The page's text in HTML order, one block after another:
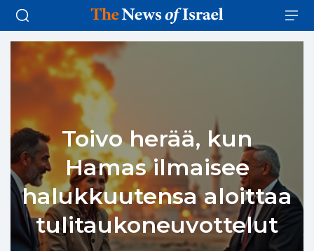
Toivo herää, kun
Hamas ilmaisee
halukkuutensa aloittaa
tulitaukoneuvottelut